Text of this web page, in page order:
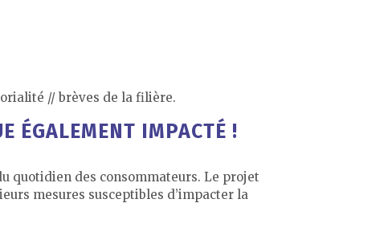
// brèves de la filière.
ÉGALEMENT IMPACTÉ !
quotidien des consommateurs. Le projet
mesures susceptibles d’impacter la